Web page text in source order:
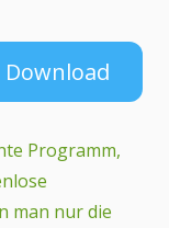
Download
Programm,
man nur die